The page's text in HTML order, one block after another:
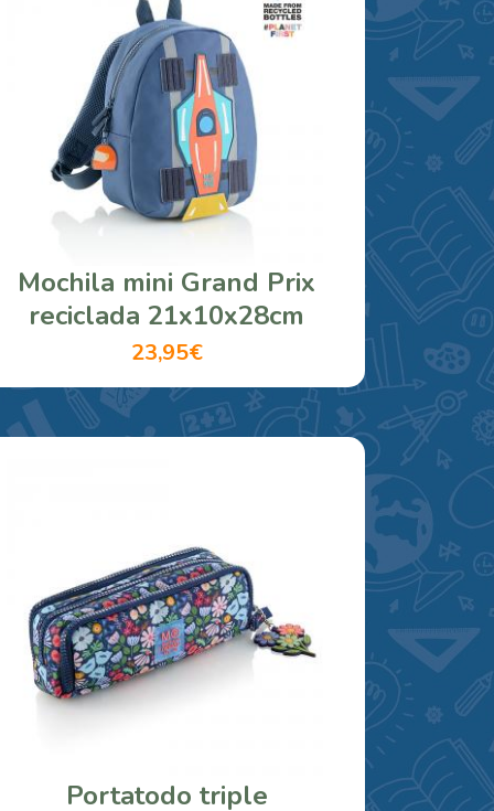
Mochila mini Grand Prix
reciclada 21x10x28cm
23,95€
Portatodo triple